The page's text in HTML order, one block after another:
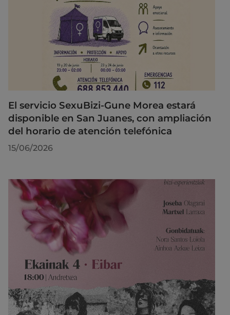
El servicio SexuBizi-Gune Morea estará
disponible en San Juanes, con ampliación
del horario de atención telefónica
15/06/2026